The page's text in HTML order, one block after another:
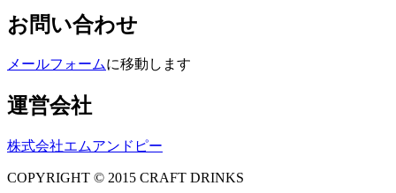
お問い合わせ
メールフォームに移動します
運営会社
株式会社エムアンドピー
COPYRIGHT © 2015 CRAFT DRINKS